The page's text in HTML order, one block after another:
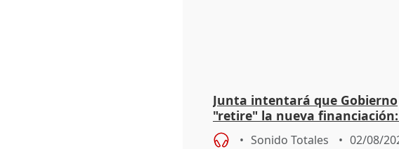
Junta intentará que Gobierno
"retire" la nueva
puede ser saqueo a las arcas"
Sonido Totales 02/08/